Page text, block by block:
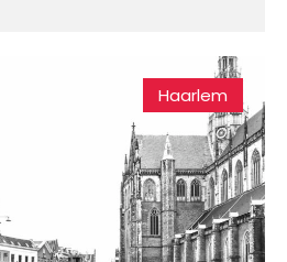
Haarlem